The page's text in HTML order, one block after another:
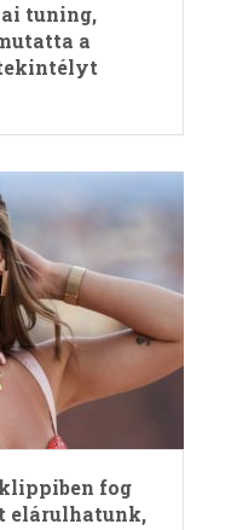
tuning,
a
fog
elárulhatunk,